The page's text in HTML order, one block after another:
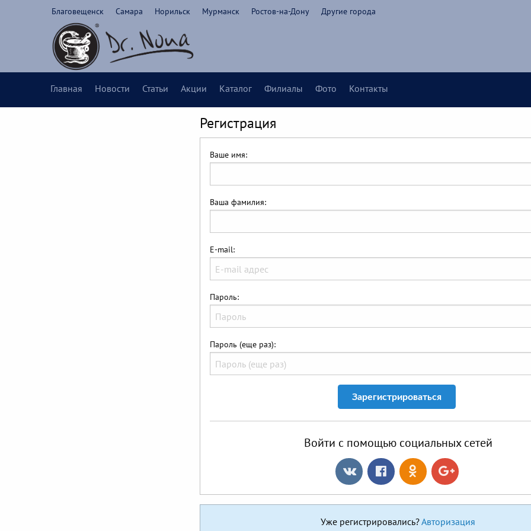
Благовещенск Самара Норильск Мурманск Ростов-на-Дону Другие города
Главная Новости Статьи Акции Каталог Филиалы Фото Контакты
Регистрация
Ваше имя:
Ваша фамилия:
E-mail:
Пароль:
Пароль (еще раз):
Зарегистрироваться
Войти с помощью социальных сетей
Уже регистрировались?Авторизация